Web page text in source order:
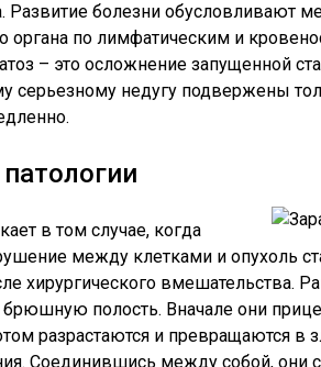
Развитие болезни обусловливают
органа по лимфатическим и
– это осложнение запущенной
серьезному недугу подвержены
в том случае, когда
между клетками и опухоль
хирургического вмешательства.
брюшную полость. Вначале они
разрастаются и превращаются в
Соединившись между собой, они